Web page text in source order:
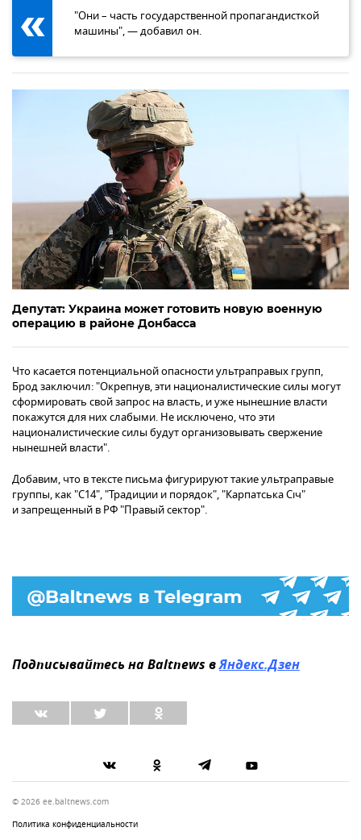
"Они – часть государственной пропагандисткой
машины", — добавил он.
Депутат: Украина может готовить новую военную
операцию в районе Донбасса
Что касается потенциальной опасности ультраправых групп,
Брод заключил: "Окрепнув, эти националистические силы могут
сформировать свой запрос на власть, и уже нынешние власти
покажутся для них слабыми. Не исключено, что эти
националистические силы будут организовывать свержение
нынешней власти".
Добавим, что в тексте письма фигурируют такие ультраправые
группы, как "С14", "Традиции и порядок", "Карпатська Січ"
и запрещенный в РФ "Правый сектор".
Подписывайтесь на Baltnews вЯндекс.Дзен
© 2026 ee.baltnews.com
Политика конфиденциальности